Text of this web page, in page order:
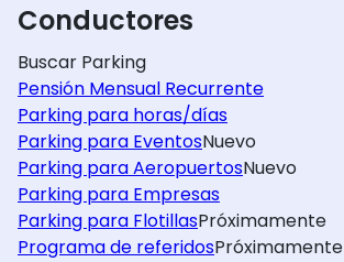
Conductores
Buscar Parking
Pensión Mensual Recurrente
Parking para horas/días
Parking para EventosNuevo
Parking para AeropuertosNuevo
Parking para Empresas
Parking para FlotillasPróximamente
Programa de referidosPróximamente